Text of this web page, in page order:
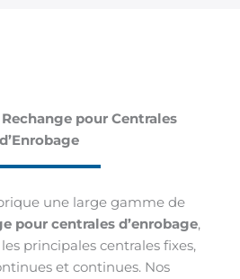
pour Centrales
d’Enrobage
une large gamme de
pour centrales d’enrobage,
principales centrales fixes,
et continues. Nos